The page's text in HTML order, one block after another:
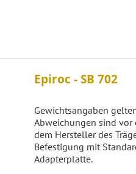
Epiroc - SB 702
Gewichtsangaben
Abweichungen sind
dem Hersteller des
Befestigung mit
Adapterplatte.